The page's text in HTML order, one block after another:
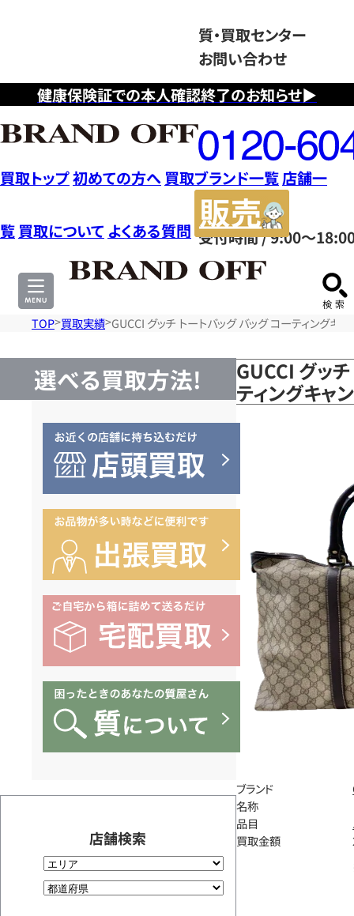
健康保険証での本人確認終了のお知らせ▶
質・買取センター
お問い合わせ
フ
リ
ー
ダ
イ
ヤ
ル
0120604117
受付時間 / 9:00～
買取トップ初めての方へ 買取ブランド一覧店舗一
覧 買取について よくある質問
サ
TOP 買取実績 GUCCI グッチ トートバッグ バッグ コーティングキ
選べる買取方法!
店舗検索
GUCCI グッ
ティングキャ
ブランド
名称
品目
買取金額